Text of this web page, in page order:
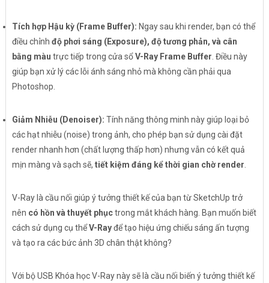
Tích hợp Hậu kỳ (Frame Buffer): Ngay sau khi render, bạn có thể
điều chỉnh độ phơi sáng (Exposure), độ tương phản, và cân
bằng màu trực tiếp trong cửa sổV-Ray Frame Buffer . Điều này
giúp bạn xử lý các lỗi ánh sáng nhỏ mà không cần phải qua
Photoshop.
Giảm Nhiễu (Denoiser): Tính năng thông minh này giúp loại bỏ
các hạt nhiễu (noise) trong ảnh, cho phép bạn sử dụng cài đặt
render nhanh hơn (chất lượng thấp hơn) nhưng vẫn có kết quả
mịn màng và sạch sẽ, tiết kiệm đáng kể thời gian chờ render
V-Ray là cầu nối giúp ý tưởng thiết kế của bạn từ SketchUp trở
nên có hồn và thuyết phụctrong mắt khách hàng. Bạn muốn biết
cách sử dụng cụ thểV-Rayđể tạo hiệu ứng chiếu sáng ấn tượng
và tạo ra các bức ảnh 3D chân thật không?
Với bộ USB Khóa học V-Ray này sẽ là cầu nối biến ý tưởng thiết kế